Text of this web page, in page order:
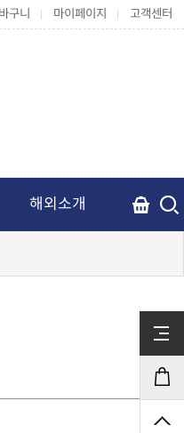
구니 마이페이지 고객센터
해외소개